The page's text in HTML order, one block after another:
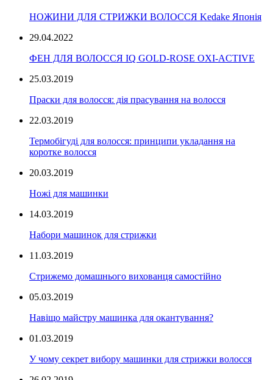
НОЖИНИ ДЛЯ СТРИЖКИ ВОЛОССЯ Kedake Японія
29.04.2022
ФЕН ДЛЯ ВОЛОССЯ IQ GOLD-ROSE OXI-ACTIVE
25.03.2019
Праски для волосся: дія прасування на волосся
22.03.2019
Термобігуді для волосся: принципи укладання на
коротке волосся
20.03.2019
Ножі для машинки
14.03.2019
Набори машинок для стрижки
11.03.2019
Стрижемо домашнього вихованця самостійно
05.03.2019
Навіщо майстру машинка для окантування?
01.03.2019
У чому секрет вибору машинки для стрижки волосся